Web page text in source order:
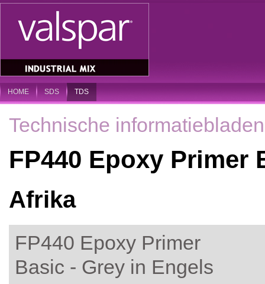
HOME SDS TDS
Technische informatiebladen
FP440 Epoxy Primer
Afrika
FP440 Epoxy Primer
Basic - Grey in Engels